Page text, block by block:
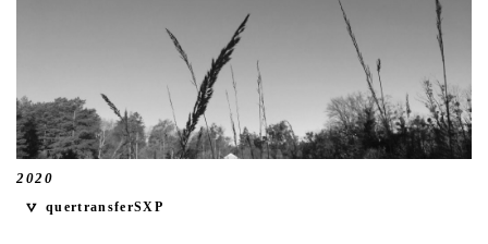
2020
quertransferSXP